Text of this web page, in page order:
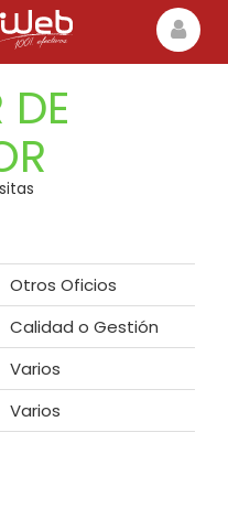
Otros Oficios
Calidad o Gestión
Varios
Varios